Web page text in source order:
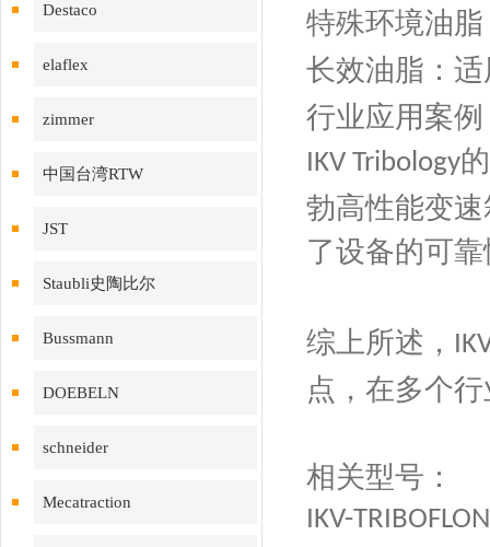
Destaco
elaflex
zimmer
中国台湾RTW
JST
Staubli史陶比尔
Bussmann
DOEBELN
schneider
Mecatraction
特殊环境油脂
长效油脂 ：
行业应用案例
IKV Tribology
勃高性能变
了设备的可
综上所述，
点，在多个
相关型号：
IKV-